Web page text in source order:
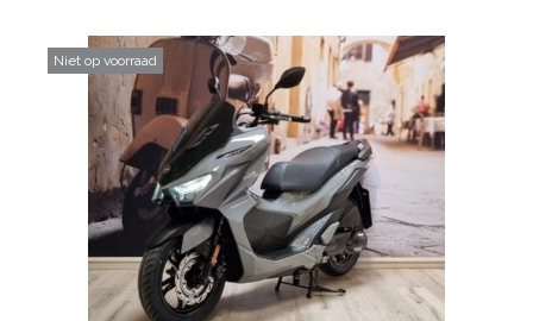
Niet op voorraad